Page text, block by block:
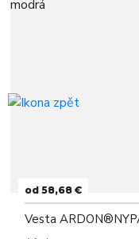
od 58,68 €
Vesta